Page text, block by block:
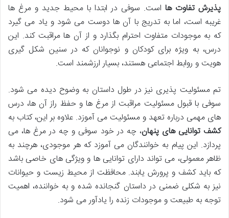
پذیرش تفاوت ها است. سوفی در ابتدا با محیط جدید و مرغ ها
غریبه است، اما به تدریج با آن ها دوست می شود و یاد می گیرد
که به موجودات متفاوت احترام بگذارد و از آن ها مراقبت کند. این
درس، به ویژه برای کودکان و نوجوانان که در سنین شکل گیری
هویت و روابط اجتماعی هستند، بسیار ارزشمند است.
تم مسئولیت پذیری نیز در طول داستان به وضوح دیده می شود.
سوفی با قبول مسئولیت مراقبت از مرغ ها و حفظ راز آن ها، درس
های مهمی درباره تعهد و مسئولیت می آموزد. علاوه بر این، کتاب به
کشف توانایی های پنهان، چه در خود سوفی و چه در مرغ ها، می
پردازد. این پیام به خوانندگان می آموزد که هر موجودی، هرچند به
ظاهر معمولی، می تواند دارای توانایی ها و ویژگی های خاصی باشد
که باید کشف و پرورش یابند. محافظت از محیط زیست و حیوانات
نیز به شکلی ضمنی در داستان گنجانده شده و به خواننده، اهمیت
توجه به طبیعت و موجودات زنده را یادآور می شود.